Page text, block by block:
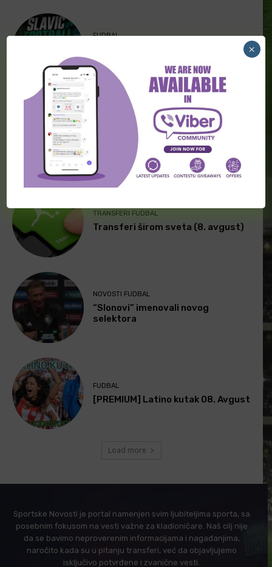
FUDBAL
Avgust
FUDBAL
[PREMIUM] Skandinavski fudbal 09.
TRANSFERI FUDBAL
Transferi širom sveta (8. avgust)
NOVOSTI FUDBAL
“Slonovi” imenovali novog
selektora
FUDBAL
[PREMIUM] Latino kutak 08. Avgust
Load more
Sportske Novosti je portal namenjen svim ljubiteljima sporta, sa
posebnim fokusom na vesti važne za kladioničare. Naš cilj nije
da se bavimo neproverenim informacijama i nagađanjima,
naročito kada su u pitanju transferi, već da objavljujemo
isključivo potvrđene i zvanične vesti.
×